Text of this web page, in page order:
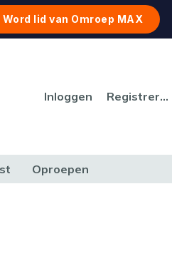
Word lid van Omroep MAX
Inloggen Registreren
Oproepen